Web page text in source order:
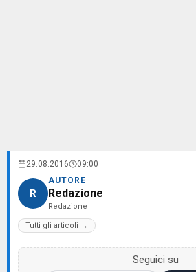
29.08.2016 09:00
R
AUTORE
Redazione
Redazione
Tutti gli articoli →
Seguici su